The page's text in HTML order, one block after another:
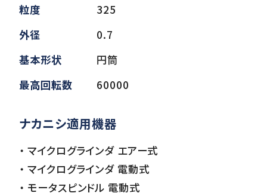
お客様サポート
会社情報
粒度
325
外径
0.7
基本形状
円筒
最高回転数
60000
ナカニシ適用機器
・ マイクログラインダ エアー式
・ マイクログラインダ 電動式
・ モータスピンドル 電動式